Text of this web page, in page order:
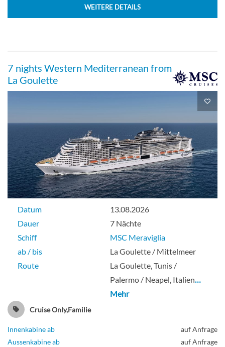
WEITERE DETAILS
7 nights Western Mediterranean from
La Goulette
Datum
13.08.2026
Dauer
7 Nächte
Schiff
MSC Meraviglia
ab / bis
La Goulette / Mittelmeer
Route
La Goulette, Tunis /
Palermo / Neapel, Italien…
Mehr
Cruise Only,Familie
Innenkabine ab
auf Anfrage
Aussenkabine ab
auf Anfrage